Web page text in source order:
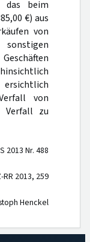
das beim
€) aus
von
von
Verfall zu
2013 Nr. 488
RR 2013, 259
Henckel